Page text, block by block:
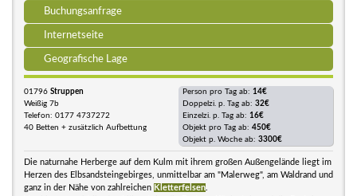
Buchungsanfrage
Internetseite
Geografische Lage
01796 Struppen
Weißig 7b
Telefon: 0177 4737272
40 Betten + zusätzlich Aufbettung
Person pro Tag ab: 14€
Doppelzi. p. Tag ab: 32€
Einzelzi. p. Tag ab: 16€
Objekt pro Tag ab: 450€
Objekt p. Woche ab: 3300€
Die naturnahe Herberge auf dem Kulm mit ihrem großen Außengelände liegt im
Herzen des Elbsandsteingebirges, unmittelbar am "Malerweg", am Waldrand und
ganz in der Nähe von zahlreichen Kletterfelsen